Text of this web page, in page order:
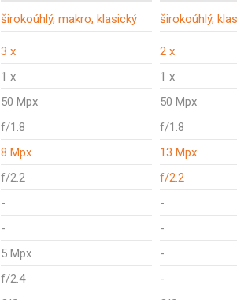
širokoúhlý, makro, klasický širokoúhlý,
3 x 2 x
1 x 1 x
50 Mpx 50 Mpx
f/1.8 f/1.8
8 Mpx 13 Mpx
f/2.2 f/2.2
- -
- -
5 Mpx -
f/2.4 -